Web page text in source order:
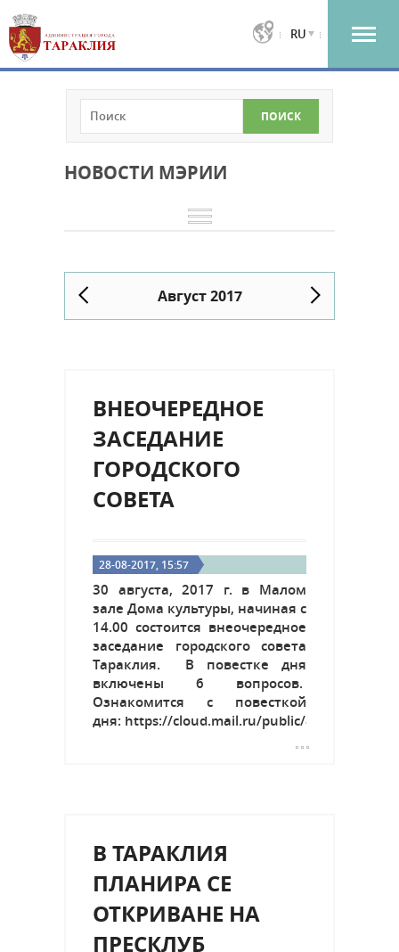
RU
НОВОСТИ МЭРИИ
Август 2017
ВНЕОЧЕРЕДНОЕ
ЗАСЕДАНИЕ
ГОРОДСКОГО
СОВЕТА
28-08-2017, 15:57
30 августа, 2017 г. в Малом
зале Дома культуры, начиная с
14.00 состоится внеочередное
заседание городского совета
Тараклия. В повестке дня
включены 6 вопросов.
Ознакомится с повесткой
дня: https://cloud.mail.ru/public/8Xvw/
В ТАРАКЛИЯ
ПЛАНИРА СЕ
ОТКРИВАНЕ НА
ПРЕСКЛУБ